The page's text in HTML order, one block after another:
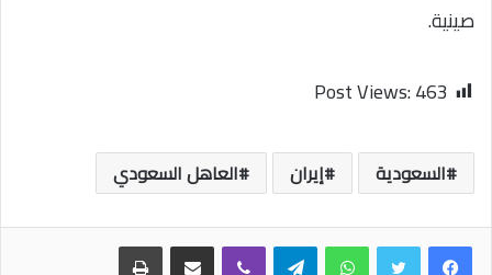
صينية.
Post Views:463
السعودية إيران العاهل السعودي
واتساب تيلقرام